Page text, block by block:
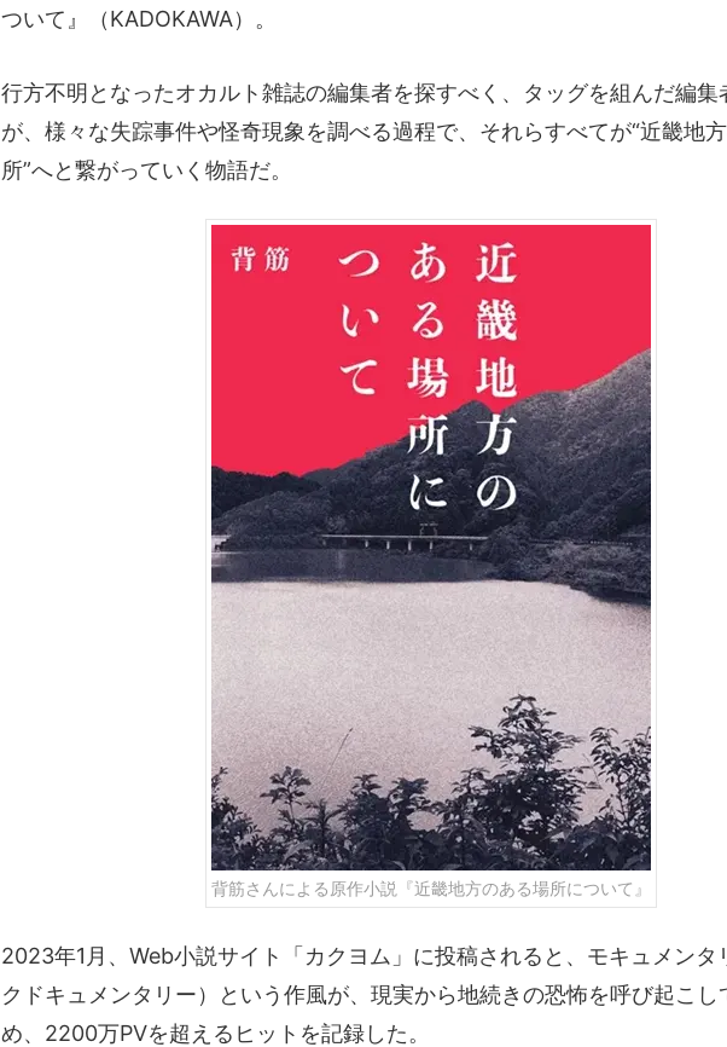
ついて』（KADOKAWA）。
行方不明となったオカルト雑誌の編集者を探すべく、タッグを組んだ編集
が、様々な失踪事件や怪奇現象を調べる過程で、それらすべてが“近畿地
所”へと繋がっていく物語だ。
背筋さんによる原作小説『近畿地方のある場所について』
2023年1月、Web小説サイト「カクヨム」に投稿されると、モキュメンタ
クドキュメンタリー）という作風が、現実から地続きの恐怖を呼び起こし
め、2200万PVを超えるヒットを記録した。